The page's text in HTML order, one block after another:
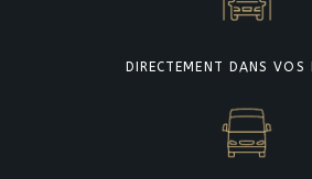
DIRECTEMENT DANS VOS